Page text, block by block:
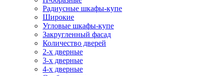
Радиусные шкафы-купе
Широкие
Угловые шкафы-купе
Закругленный фасад
Количество дверей
2-х дверные
3-х дверные
4-х дверные